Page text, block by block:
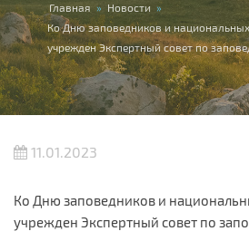
Вы здесь
Главная » Новости »
Ко Дню заповедников и
учрежден Экспертный совет по
11.01.2023
Ко Дню заповедников и
учрежден Экспертный совет по